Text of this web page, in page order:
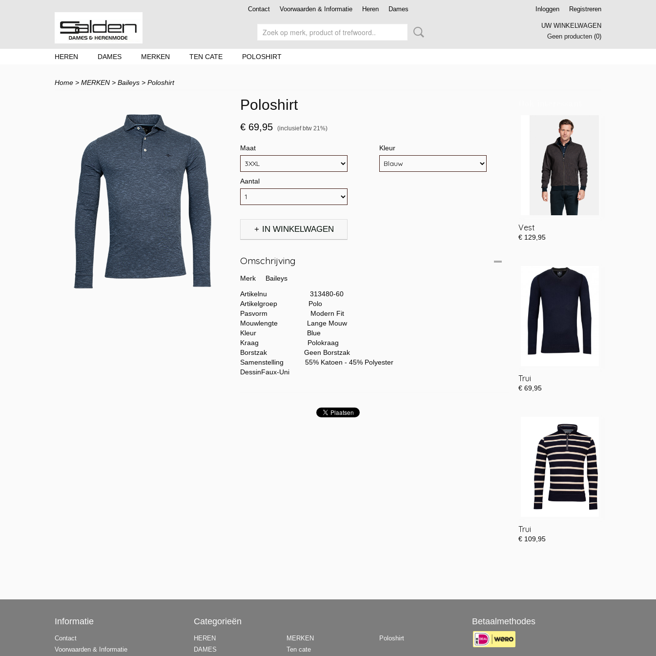
Contact Voorwaarden & Informatie Heren Dames Inloggen Registreren
UW WINKELWAGEN
Geen producten (0)
HEREN DAMES MERKEN TEN CATE POLOSHIRT
Home > MERKEN > Baileys > Poloshirt
Poloshirt
€ 69,95 (inclusief btw 21%)
Maat Kleur
Aantal
IN WINKELWAGEN
Omschrijving
Merk Baileys
Artikelnu 313480-60
Artikelgroep Polo
Pasvorm Modern Fit
Mouwlengte Lange Mouw
Kleur Blue
Kraag Polokraag
Borstzak Geen Borstzak
Samenstelling 55% Katoen - 45% Polyester
DessinFaux-Uni
Vest
€ 129,95
Trui
€ 69,95
Trui
€ 109,95
Informatie
Contact
Voorwaarden & Informatie
Categorieën
HEREN
DAMES
MERKEN
Ten cate
Poloshirt
Betaalmethodes